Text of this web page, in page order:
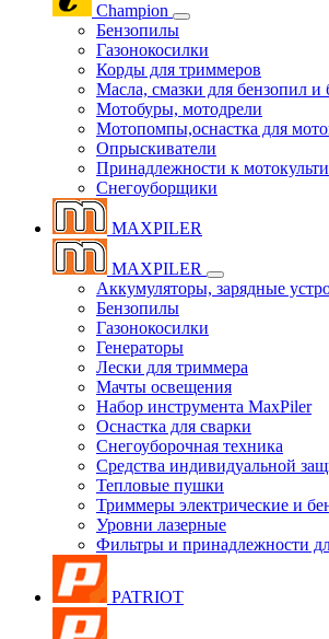
Champion
Бензопилы
Газонокосилки
Корды для триммеров
Масла, смазки для бензопил и
Мотобуры, мотодрели
Мотопомпы,оснастка для
Опрыскиватели
Принадлежности к
Снегоуборщики
MAXPILER
MAXPILER
Аккумуляторы, зарядные
Бензопилы
Газонокосилки
Генераторы
Лески для триммера
Мачты освещения
Набор инструмента MaxPiler
Оснастка для сварки
Снегоуборочная техника
Средства индивидуальной
Тепловые пушки
Триммеры электрические и
Уровни лазерные
Фильтры и принадлежности
PATRIOT